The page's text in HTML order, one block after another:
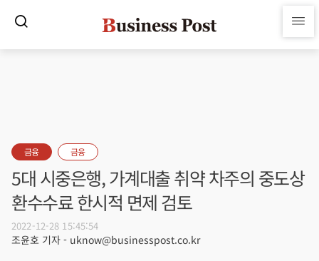
금융 금융
5대 시중은행, 가계대출 취약 차주의 중도상
환수수료 한시적 면제 검토
2022-12-28 15:45:54
조윤호 기자 - uknow@businesspost.co.kr